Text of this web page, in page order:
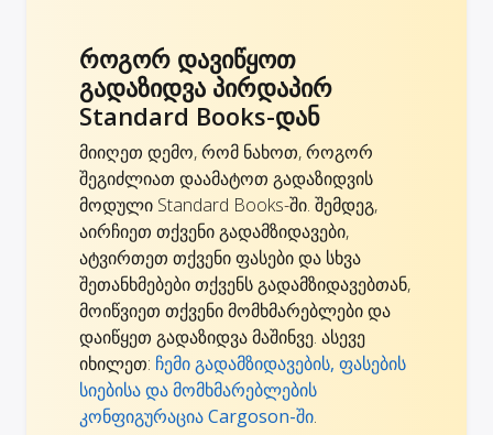
როგორ დავიწყოთ
გადაზიდვა პირდაპირ
Standard Books-დან
მიიღეთ დემო, რომ ნახოთ, როგორ
შეგიძლიათ დაამატოთ გადაზიდვის
მოდული Standard Books-ში. შემდეგ,
აირჩიეთ თქვენი გადამზიდავები,
ატვირთეთ თქვენი ფასები და სხვა
შეთანხმებები თქვენს გადამზიდავებთან,
მოიწვიეთ თქვენი მომხმარებლები და
დაიწყეთ გადაზიდვა მაშინვე. ასევე
იხილეთ: ჩემი გადამზიდავების, ფასების
სიებისა და მომხმარებლების
კონფიგურაცია Cargoson-ში.